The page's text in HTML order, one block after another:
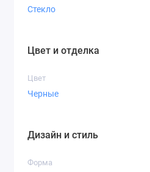
Стекло
Цвет и отделка
Цвет
Черные
Дизайн и стиль
Форма